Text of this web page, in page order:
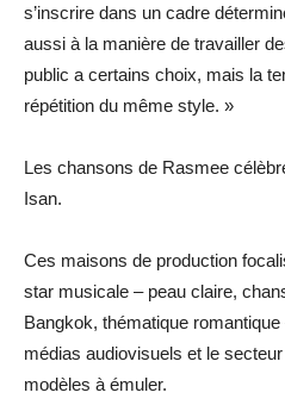
s’inscrire dans un cadre
aussi à la manière de travailler
public a certains choix, mais la
répétition du même style. »
Les chansons de Rasmee
Isan.
Ces maisons de production
star musicale – peau claire,
Bangkok, thématique
médias audiovisuels et le
modèles à émuler.